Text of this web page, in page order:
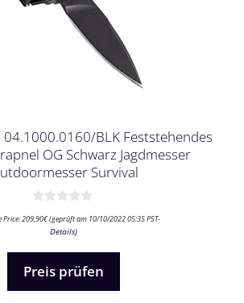
04.1000.0160/BLK Feststehendes
OG Schwarz Jagdmesser
Survival
v
Price:209,90€(geprüft am 10/10/2022 05:35 PST-
Details)
Preis prüfen